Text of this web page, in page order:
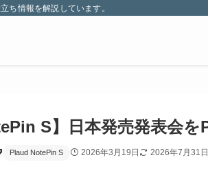
ち情報を解説しています。
S】日本発売発表会
Plaud NotePin S 2026年3月19日 2026年7月31日